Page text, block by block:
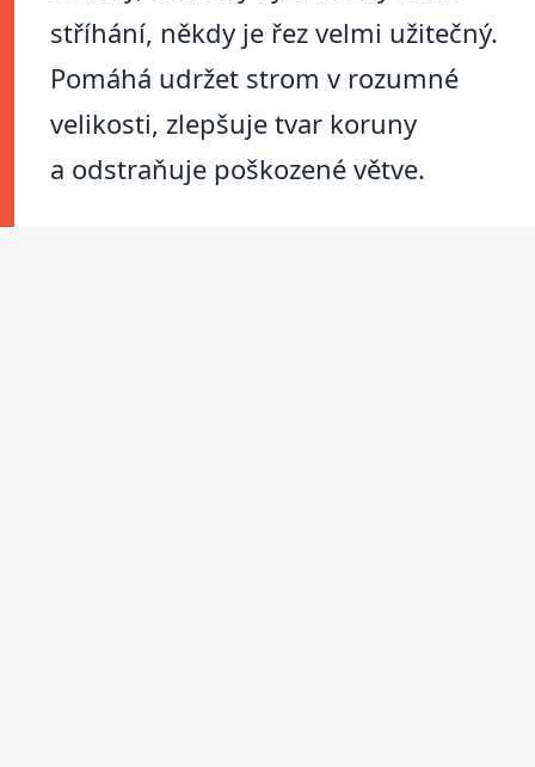
stříhání, někdy je řez velmi užitečný.
Pomáhá udržet strom v rozumné
velikosti, zlepšuje tvar koruny
a odstraňuje poškozené větve.